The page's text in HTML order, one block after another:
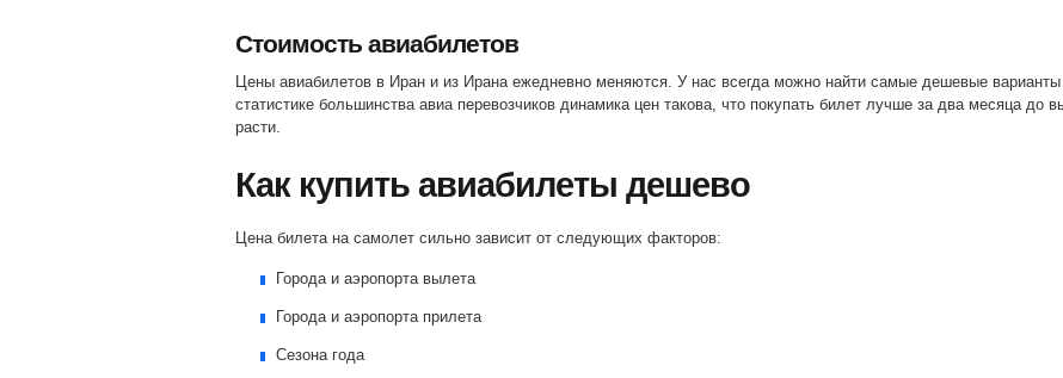
Стоимость авиабилетов
Цены авиабилетов в Иран и из Ирана ежедневно меняются. У нас всегда можно найти самые дешевые варианты билетов эконом и бизнес-класса. По
статистике большинства авиа перевозчиков динамика цен такова, что покупать билет лучше за два месяца до
расти.
Как купить авиабилеты дешево
Цена билета на самолет сильно зависит от следующих факторов:
Города и аэропорта вылета
Города и аэропорта прилета
Сезона года